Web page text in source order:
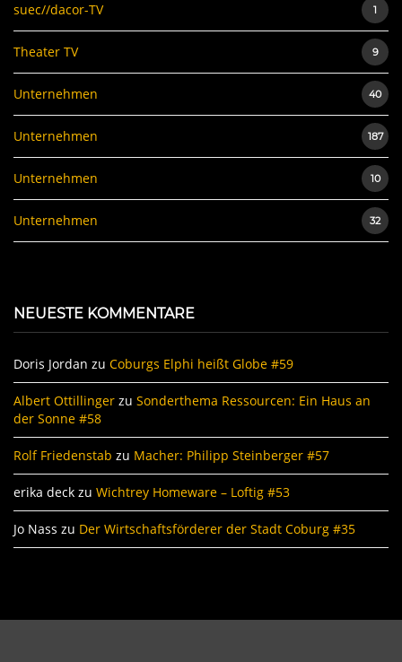
suec//dacor-TV 1
Theater TV 9
Unternehmen 40
Unternehmen 187
Unternehmen 10
Unternehmen 32
NEUESTE KOMMENTARE
Doris Jordan zu Coburgs Elphi heißt Globe #59
Albert Ottillinger zu Sonderthema Ressourcen: Ein Haus an
der Sonne #58
Rolf Friedenstab zu Macher: Philipp Steinberger #57
erika deck zu Wichtrey Homeware – Loftig #53
Jo Nass zu Der Wirtschaftsförderer der Stadt Coburg #35